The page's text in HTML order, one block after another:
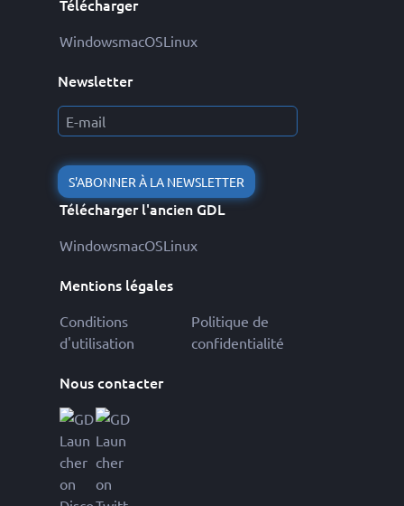
Télécharger
WindowsmacOSLinux
Newsletter
S'ABONNER À LA NEWSLETTER
Télécharger l'ancien GDL
WindowsmacOSLinux
Mentions légales
Conditions
d'utilisation
Politique de
confidentialité
Nous contacter